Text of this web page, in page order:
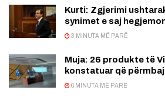
Kurti: Zgjerimi
synimet e saj
3 MINUTA MË PARË
Muja: 26 produkte të
konstatuar që
6 MINUTA MË PARË